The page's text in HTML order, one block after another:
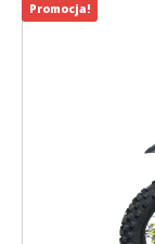
Promocja!